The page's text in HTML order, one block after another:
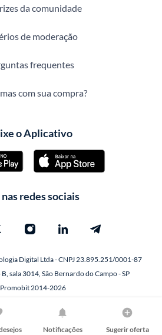
Notificações Sugerir oferta
da comunidade
de moderação
frequentes
com sua compra?
o Aplicativo
nas redes sociais
Digital Ltda - CNPJ 23.895.251/0001-87
sala 3014, São Bernardo do Campo - SP
2014-2026